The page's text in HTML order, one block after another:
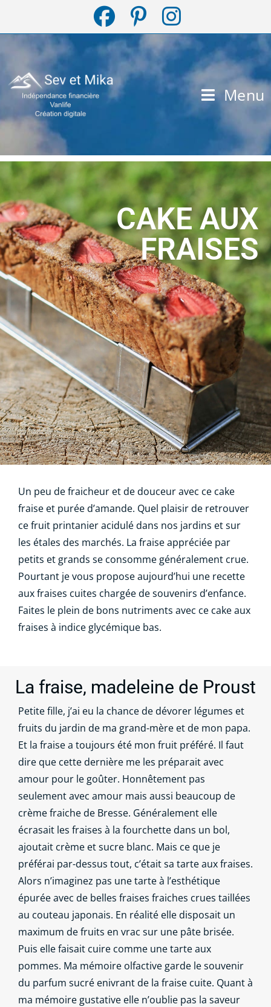
Menu
CAKE AUX
FRAISES
Un peu de fraicheur et de douceur avec ce cake
fraise et purée d’amande. Quel plaisir de retrouver
ce fruit printanier acidulé dans nos jardins et sur
les étales des marchés. La fraise appréciée par
petits et grands se consomme généralement crue.
Pourtant je vous propose aujourd’hui une recette
aux fraises cuites chargée de souvenirs d’enfance.
Faites le plein de bons nutriments avec ce cake aux
fraises à indice glycémique bas.
La fraise, madeleine de Proust
Petite fille, j’ai eu la chance de dévorer légumes et
fruits du jardin de ma grand-mère et de mon papa.
Et la fraise a toujours été mon fruit préféré. Il faut
dire que cette dernière me les préparait avec
amour pour le goûter. Honnêtement pas
seulement avec amour mais aussi beaucoup de
crème fraiche de Bresse. Généralement elle
écrasait les fraises à la fourchette dans un bol,
ajoutait crème et sucre blanc. Mais ce que je
préférai par-dessus tout, c’était sa tarte aux fraises.
Alors n’imaginez pas une tarte à l’esthétique
épurée avec de belles fraises fraiches crues taillées
au couteau japonais. En réalité elle disposait un
maximum de fruits en vrac sur une pâte brisée.
Puis elle faisait cuire comme une tarte aux
pommes. Ma mémoire olfactive garde le souvenir
du parfum sucré enivrant de la fraise cuite. Quant à
ma mémoire gustative elle n’oublie pas la saveur